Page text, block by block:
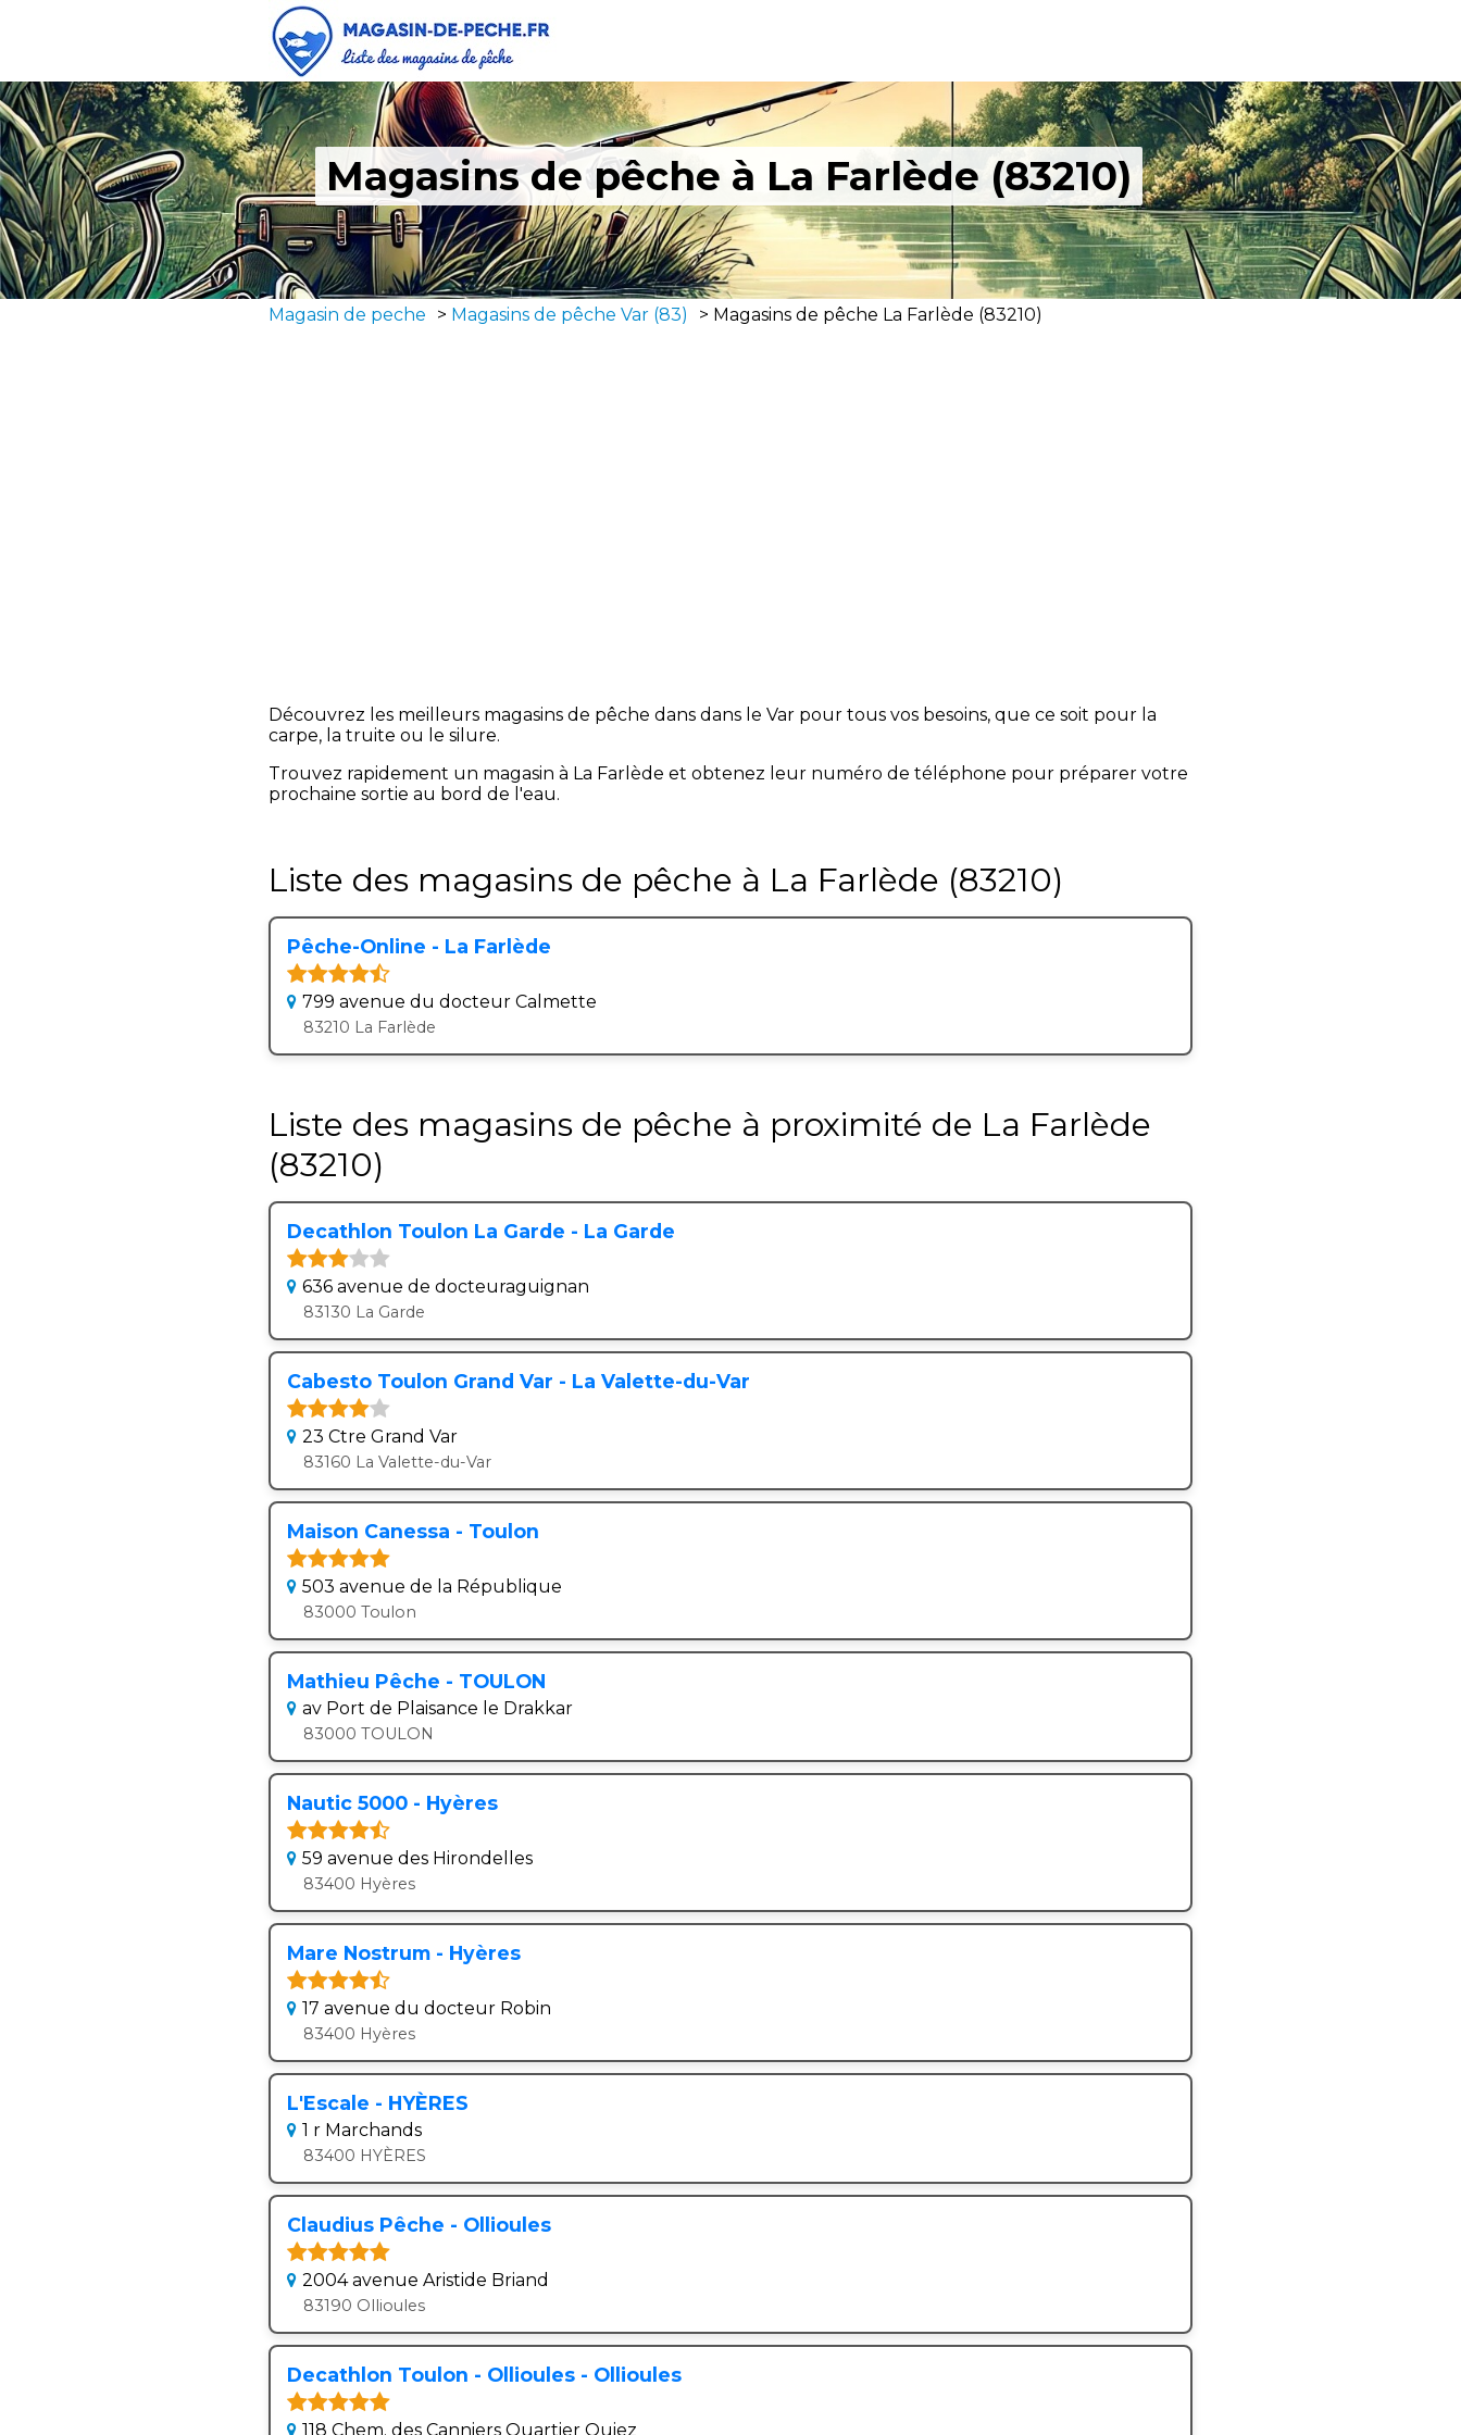
Magasins de pêche à La Farlède (83210)
Magasin de peche > Magasins de pêche Var (83) > Magasins de pêche La Farlède (83210)
Découvrez les meilleurs magasins de pêche dans dans le Var pour tous vos besoins, que ce soit pour la
carpe, la truite ou le silure.
Trouvez rapidement un magasin à La Farlède et obtenez leur numéro de téléphone pour préparer votre
prochaine sortie au bord de l'eau.
Liste des magasins de pêche à La Farlède (83210)
Pêche-Online - La Farlède
799 avenue du docteur Calmette
83210 La Farlède
Liste des magasins de pêche à proximité de La Farlède
(83210)
Decathlon Toulon La Garde - La Garde
636 avenue de docteuraguignan
83130 La Garde
Cabesto Toulon Grand Var - La Valette-du-Var
23 Ctre Grand Var
83160 La Valette-du-Var
Maison Canessa - Toulon
503 avenue de la République
83000 Toulon
Mathieu Pêche - TOULON
av Port de Plaisance le Drakkar
83000 TOULON
Nautic 5000 - Hyères
59 avenue des Hirondelles
83400 Hyères
Mare Nostrum - Hyères
17 avenue du docteur Robin
83400 Hyères
L'Escale - HYÈRES
1 r Marchands
83400 HYÈRES
Claudius Pêche - Ollioules
2004 avenue Aristide Briand
83190 Ollioules
Decathlon Toulon - Ollioules - Ollioules
118 Chem. des Canniers Quartier Quiez